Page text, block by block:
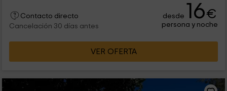
Contacto directo
Cancelación 30 días antes
desde 16€
persona y noche
VER OFERTA